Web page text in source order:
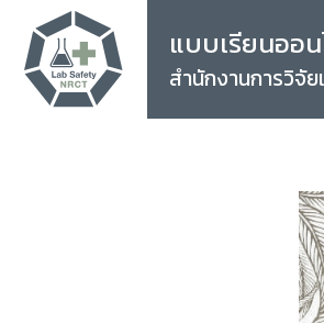
แบบเรียนออ
สำนักงานการวิจั